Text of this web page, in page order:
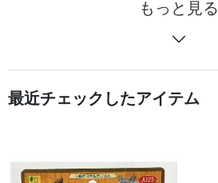
もっと見る
最近チェックしたアイテム